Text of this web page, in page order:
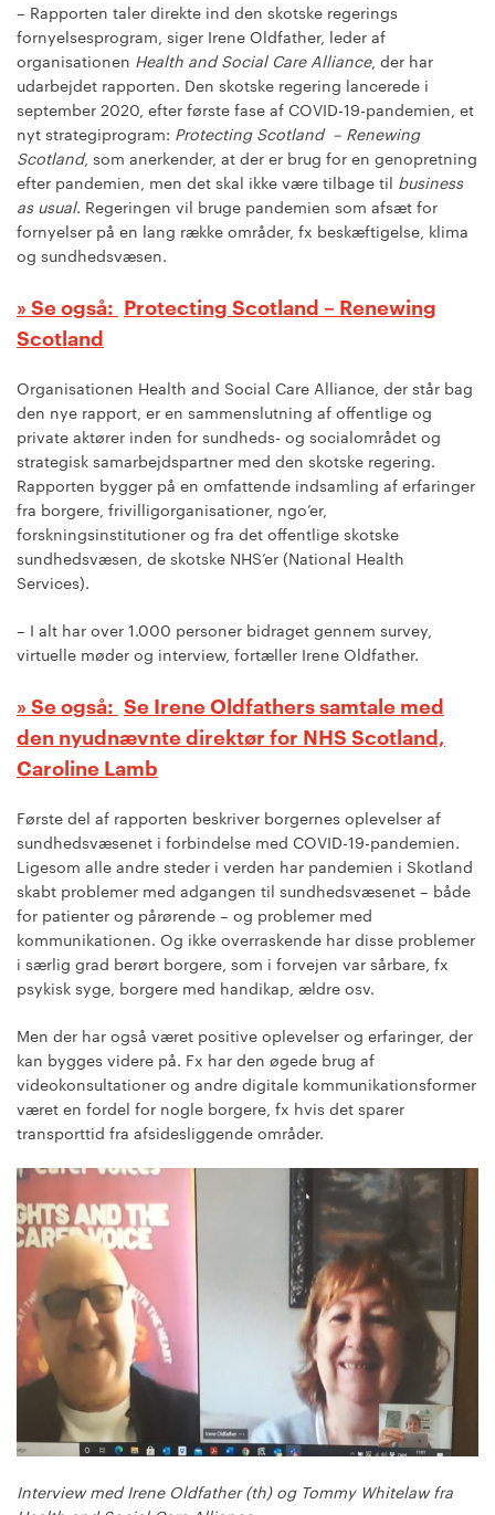
– Rapporten taler direkte ind den skotske regerings
fornyelsesprogram, siger Irene Oldfather, leder af
organisationen Health and Social Care Alliance, der har
udarbejdet rapporten. Den skotske regering lancerede i
september 2020, efter første fase af COVID-19-pandemien, et
nyt strategiprogram: Protecting Scotland – Renewing
Scotland, som anerkender, at der er brug for en genopretning
efter pandemien, men det skal ikke være tilbage til business
as usual. Regeringen vil bruge pandemien som afsæt for
fornyelser på en lang række områder, fx beskæftigelse, klima
og sundhedsvæsen.
Protecting Scotland – Renewing
Scotland
Organisationen Health and Social Care Alliance, der står bag
den nye rapport, er en sammenslutning af offentlige og
private aktører inden for sundheds- og socialområdet og
strategisk samarbejdspartner med den skotske regering.
Rapporten bygger på en omfattende indsamling af erfaringer
fra borgere, frivilligorganisationer, ngo’er,
forskningsinstitutioner og fra det offentlige skotske
sundhedsvæsen, de skotske NHS’er (National Health
Services).
– I alt har over 1.000 personer bidraget gennem survey,
virtuelle møder og interview, fortæller Irene Oldfather.
Se Irene Oldfathers samtale med
den nyudnævnte direktør for NHS Scotland,
Caroline Lamb
Første del af rapporten beskriver borgernes oplevelser af
sundhedsvæsenet i forbindelse med COVID-19-pandemien.
Ligesom alle andre steder i verden har pandemien i Skotland
skabt problemer med adgangen til sundhedsvæsenet – både
for patienter og pårørende – og problemer med
kommunikationen. Og ikke overraskende har disse problemer
i særlig grad berørt borgere, som i forvejen var sårbare, fx
psykisk syge, borgere med handikap, ældre osv.
Men der har også været positive oplevelser og erfaringer, der
kan bygges videre på. Fx har den øgede brug af
videokonsultationer og andre digitale kommunikationsformer
været en fordel for nogle borgere, fx hvis det sparer
transporttid fra afsidesliggende områder.
Interview med Irene Oldfather (th) og Tommy Whitelaw fra